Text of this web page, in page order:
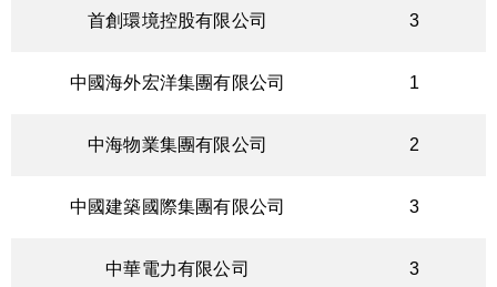
首創環境控股有限公司 3
中國海外宏洋集團有限公司 1
中海物業集團有限公司 2
中國建築國際集團有限公司 3
中華電力有限公司 3